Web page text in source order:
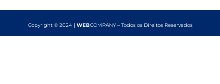
Copyright © 2024 | WEBCOMPANY – Todos os Direitos Reservados